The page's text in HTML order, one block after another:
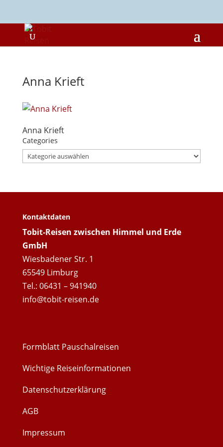
Anna Krieft
Anna Krieft
Categories
Categories
Kontaktdaten
Tobit-Reisen zwischen Himmel und Erde
GmbH
Wiesbadener Str. 1
65549 Limburg
Tel.: 06431 – 941940
info@tobit-reisen.de
Formblatt Pauschalreisen
Wichtige Reiseinformationen
Datenschutzerklärung
AGB
Impressum